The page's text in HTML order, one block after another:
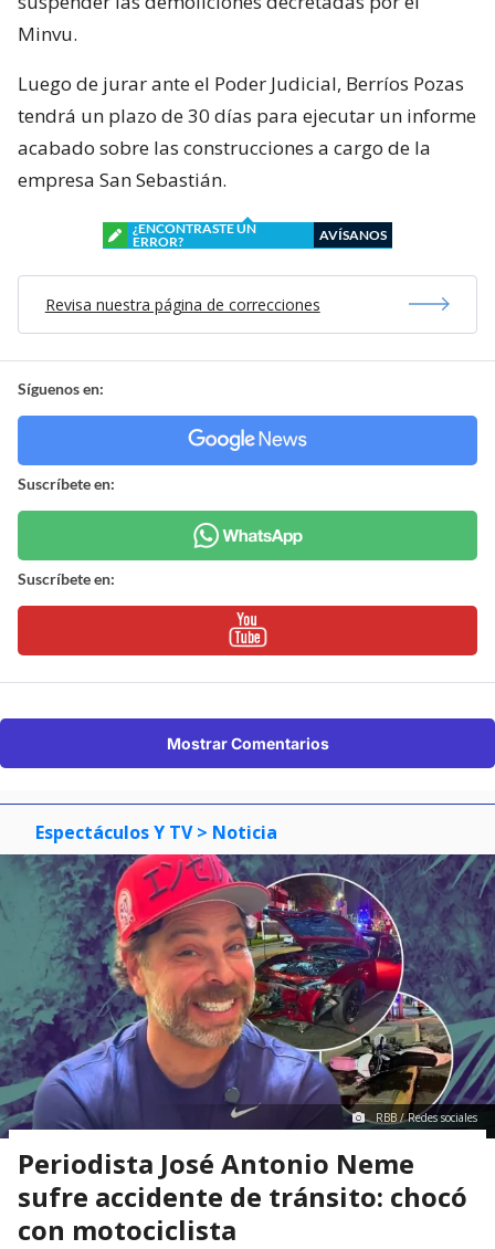
Minvu.
Luego de jurar ante el Poder Judicial, Berríos Pozas
tendrá un plazo de 30 días para ejecutar un informe
acabado sobre las construcciones a cargo de la
empresa San Sebastián.
¿ENCONTRASTE UN
ERROR?
AVÍSANOS
Revisa nuestra página de correcciones
Síguenos en:
Suscríbete en:
Suscríbete en:
Mostrar Comentarios
Espectáculos Y TV > Noticia
RBB / Redes sociales
Periodista José Antonio Neme
sufre accidente de tránsito: chocó
con motociclista